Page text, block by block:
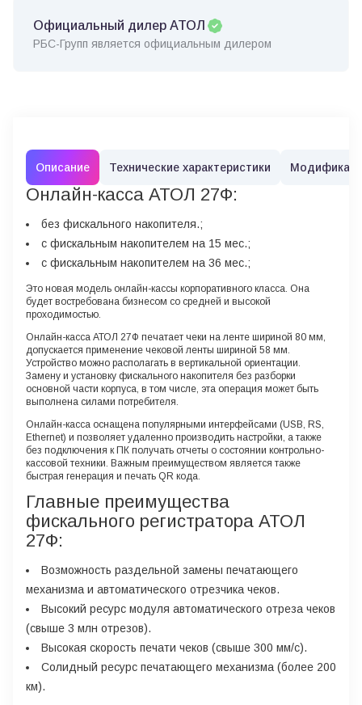
Официальный дилер АТОЛ
РБС-Групп является официальным дилером
Описание Технические характеристики
Онлайн-касса АТОЛ 27Ф:
без фискального накопителя.;
с фискальным накопителем на 15 мес.;
с фискальным накопителем на 36 мес.;
Это новая модель онлайн-кассы корпоративного класса. Она
будет востребована бизнесом со средней и высокой
проходимостью.
Онлайн-касса АТОЛ 27Ф печатает чеки на ленте шириной 80 мм,
допускается применение чековой ленты шириной 58 мм.
Устройство можно располагать в вертикальной ориентации.
Замену и установку фискального накопителя без разборки
основной части корпуса, в том числе, эта операция может быть
выполнена силами потребителя.
Онлайн-касса оснащена популярными интерфейсами (USB, RS,
Ethernet) и позволяет удаленно производить настройки, а также
без подключения к ПК получать отчеты о состоянии контрольно-
кассовой техники. Важным преимуществом является также
быстрая генерация и печать QR кода.
Главные преимущества
фискального регистратора АТОЛ
27Ф:
Возможность раздельной замены печатающего
механизма и автоматического отрезчика чеков.
Высокий ресурс модуля автоматического отреза чеков
(свыше 3 млн отрезов).
Высокая скорость печати чеков (свыше 300 мм/с).
Солидный ресурс печатающего механизма (более 200
км).